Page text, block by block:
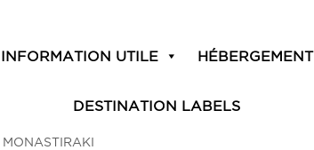
INFORMATION UTILE HÉBERGEMENT
DESTINATION LABELS
MONASTIRAKI